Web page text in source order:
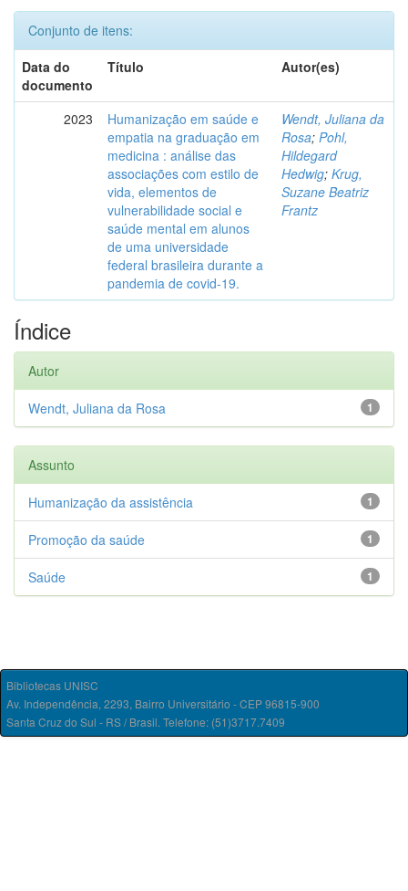
Conjunto de itens:
Data do
documento
Título Autor(es)
2023
Humanização em saúde e
empatia na graduação em
medicina : análise das
associações com estilo de
vida, elementos de
vulnerabilidade social e
saúde mental em alunos
de uma universidade
federal brasileira durante a
pandemia de covid-19.
Wendt, Juliana da
Rosa; Pohl,
Hildegard
Hedwig; Krug,
Suzane Beatriz
Frantz
Índice
Autor
1
Wendt, Juliana da Rosa
Assunto
1
Humanização da assistência
1
Promoção da saúde
1
Saúde
Bibliotecas UNISC
Av. Independência, 2293, Bairro Universitário - CEP 96815-900
Santa Cruz do Sul - RS / Brasil. Telefone: (51)3717.7409